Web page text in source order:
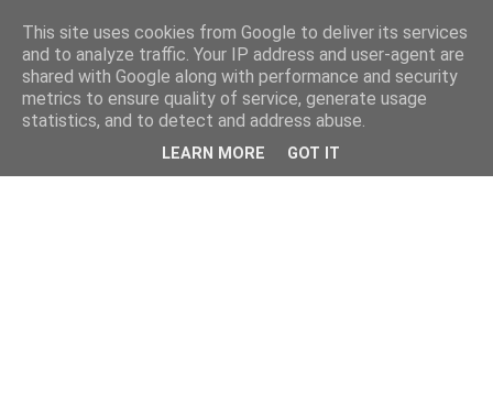
This site uses cookies from Google to deliver its services
and to analyze traffic. Your IP address and user-agent are
shared with Google along with performance and security
metrics to ensure quality of service, generate usage
statistics, and to detect and address abuse.
LEARN MORE GOT IT